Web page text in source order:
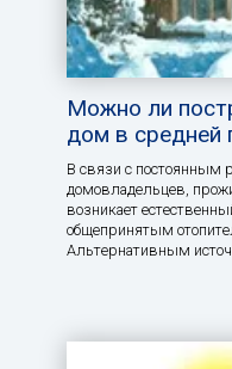
Можно ли
дом в средней
В связи с постоянным
домовладельцев,
возникает
общепринятым
Альтернативным